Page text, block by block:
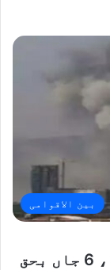
بین الاقوامی